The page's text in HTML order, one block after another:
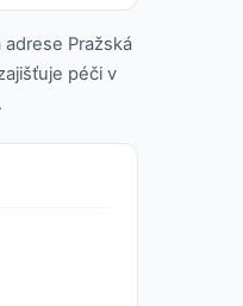
Pražská
péči v